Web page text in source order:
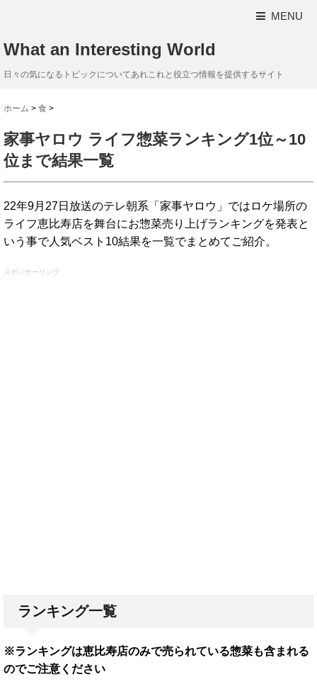
MENU
What an Interesting World
日々の気になるトピックについてあれこれと役立つ情報を提供するサイト
ホーム > 食 >
家事ヤロウ ライフ惣菜ランキング1位～10
位まで結果一覧
22年9月27日放送のテレ朝系「家事ヤロウ」ではロケ場所の
ライフ恵比寿店を舞台にお惣菜売り上げランキングを発表と
いう事で人気ベスト10結果を一覧でまとめてご紹介。
スポンサーリンク
ランキング一覧
※ランキングは恵比寿店のみで売られている惣菜も含まれる
のでご注意ください